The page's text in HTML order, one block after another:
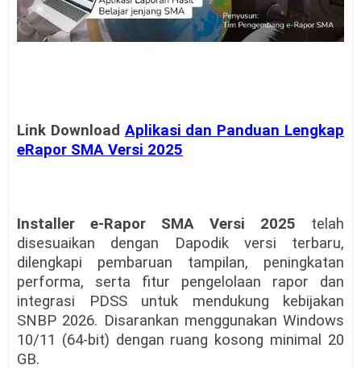
Link Download Aplikasi dan Panduan Lengkap
eRapor SMA Versi 2025
Installer e-Rapor SMA Versi 2025 telah
disesuaikan dengan Dapodik versi terbaru,
dilengkapi pembaruan tampilan, peningkatan
performa, serta fitur pengelolaan rapor dan
integrasi PDSS untuk mendukung kebijakan
SNBP 2026. Disarankan menggunakan Windows
10/11 (64-bit) dengan ruang kosong minimal 20
GB.